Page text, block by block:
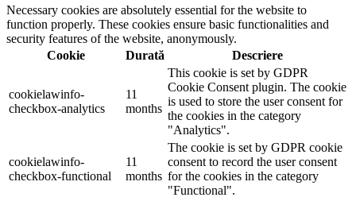
Necessary cookies are absolutely essential for the website to
function properly. These cookies ensure basic functionalities and
security features of the website, anonymously.
Cookie
Durată Descriere
cookielawinfo-
checkbox-analytics
11
months
This cookie is set by GDPR
Cookie Consent plugin. The cookie
is used to store the user consent for
the cookies in the category
"Analytics".
cookielawinfo-
checkbox-functional
11
months
The cookie is set by GDPR cookie
consent to record the user consent
for the cookies in the category
"Functional".